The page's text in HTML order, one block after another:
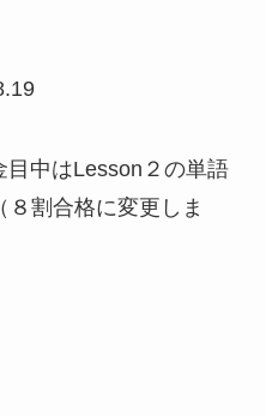
中はLesson２の単語
割合格に変更しま